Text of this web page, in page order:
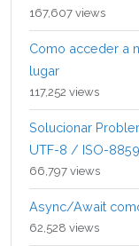
167,607 views
Como acceder a
lugar
117,252 views
Solucionar
UTF-8 / ISO-
66,797 views
Async/Await
62,528 views